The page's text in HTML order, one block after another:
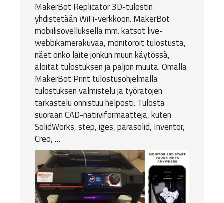
MakerBot Replicator 3D-tulostin
yhdistetään WiFi-verkkoon. MakerBot
mobiilisovelluksella mm. katsot live-
webbikamerakuvaa, monitoroit tulostusta,
näet onko laite jonkun muun käytössä,
aloitat tulostuksen ja paljon muuta. Omalla
MakerBot Print tulostusohjelmalla
tulostuksen valmistelu ja työratojen
tarkastelu onnistuu helposti. Tulosta
suoraan CAD-natiiviformaatteja, kuten
SolidWorks, step, iges, parasolid, Inventor,
Creo, …